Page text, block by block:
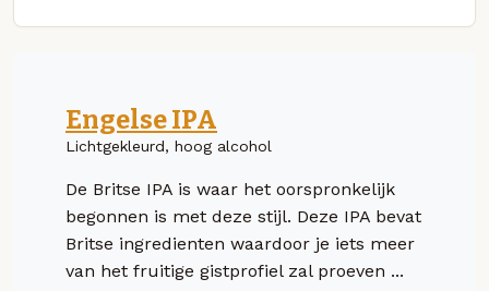
Engelse IPA
Lichtgekleurd, hoog alcohol
De Britse IPA is waar het oorspronkelijk
begonnen is met deze stijl. Deze IPA bevat
Britse ingredienten waardoor je iets meer
van het fruitige gistprofiel zal proeven ...